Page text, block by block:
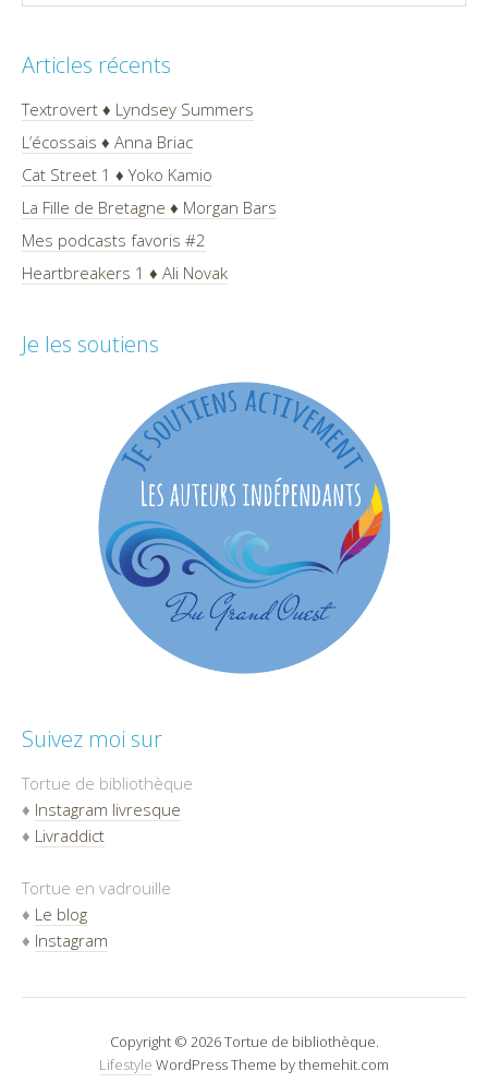
Articles récents
Textrovert ♦ Lyndsey Summers
L’écossais ♦ Anna Briac
Cat Street 1 ♦ Yoko Kamio
La Fille de Bretagne ♦ Morgan Bars
Mes podcasts favoris #2
Heartbreakers 1 ♦ Ali Novak
Je les soutiens
Suivez moi sur
Tortue de bibliothèque
♦ Instagram livresque
♦ Livraddict
Tortue en vadrouille
♦ Le blog
♦ Instagram
Copyright © 2026 Tortue de bibliothèque.
Lifestyle WordPress Theme by themehit.com